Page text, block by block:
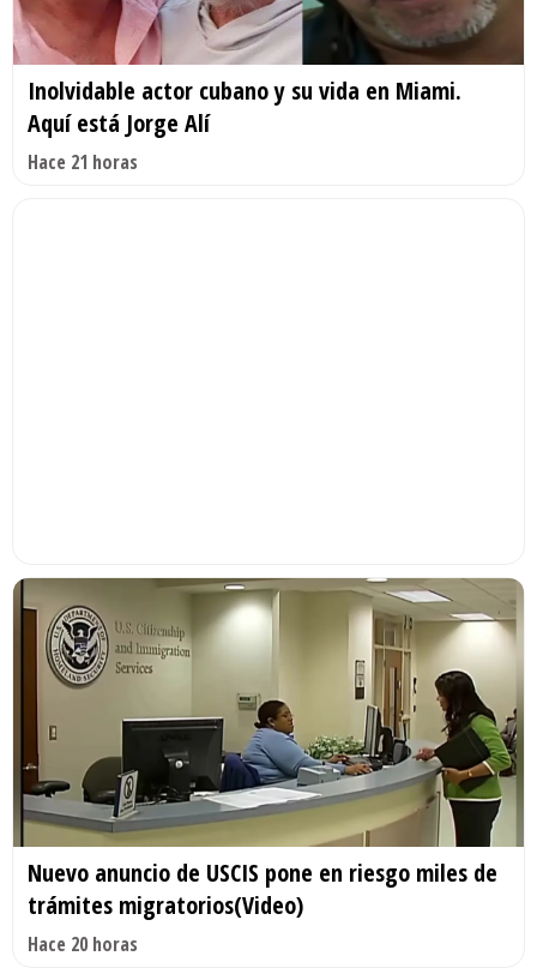
Inolvidable actor cubano y su vida en Miami.
Aquí está Jorge Alí
Hace 21 horas
Nuevo anuncio de USCIS pone en riesgo miles de
trámites migratorios(Video)
Hace 20 horas